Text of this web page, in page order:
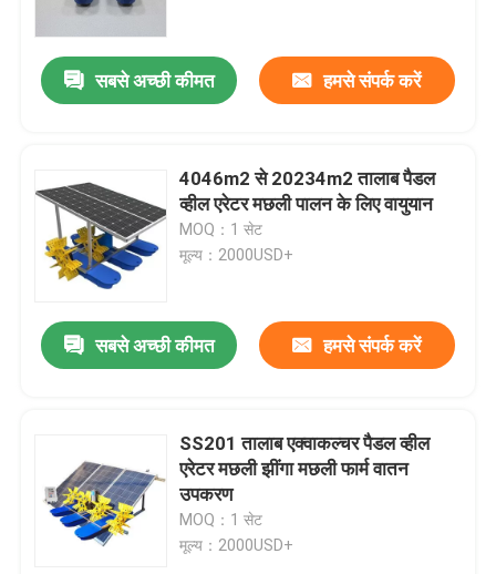
सबसे अच्छी कीमत हमसे संपर्क करें
4046m2 से 20234m2 तालाब पैडल
व्हील एरेटर मछली पालन के लिए वायुयान
MOQ：1 सेट
मूल्य：2000USD+
सबसे अच्छी कीमत हमसे संपर्क करें
SS201 तालाब एक्वाकल्चर पैडल व्हील
एरेटर मछली झींगा मछली फार्म वातन
उपकरण
MOQ：1 सेट
मूल्य：2000USD+